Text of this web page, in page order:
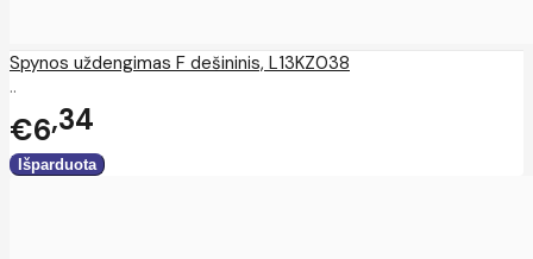
Spynos uždengimas F dešininis, L13KZ038
..
€6 34